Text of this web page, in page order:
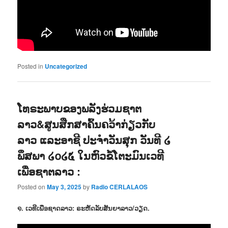
Posted in Uncategorized
ໂທຣະພາບຂອງພລັງຮ່ວມຊາຕ
ລາວ&ສູນສືກສາຄົ້ນຄວ້າກ່ຽວກັບ
ລາວ ແລະອາຊີ ປະຈຳວັນສຸກ ວັນທີ ໒
ພຶສພາ ໒໐໒໕ ໃນຫົວຂໍ້ໂຕະມົນເວທີ
ເພື່ອຊາຕລາວ :
Posted onMay 3, 2025by Radio CERLALAOS
໑. ເວທີເພື່ອຊາດລາວ: ຣະຫັດລັບສັນຍາລາວ/ວຽດ.